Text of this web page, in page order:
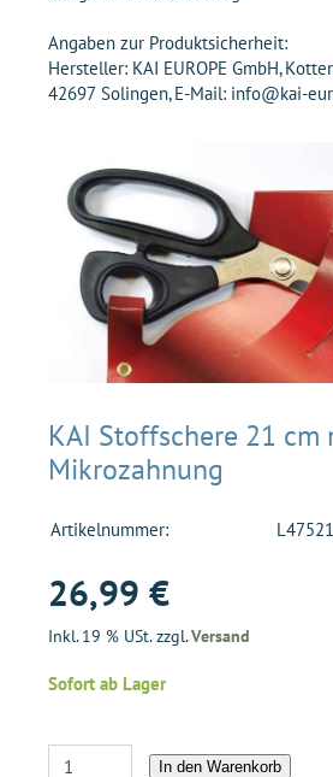
Angaben zur Produktsicherheit:
Hersteller: KAI EUROPE GmbH,
42697 Solingen, E-Mail: info@kai-
KAI Stoffschere 21 cm
Mikrozahnung
Artikelnummer:
26,99 €
Inkl. 19 % USt. zzgl.Versand
Sofort ab Lager
In den Warenkorb